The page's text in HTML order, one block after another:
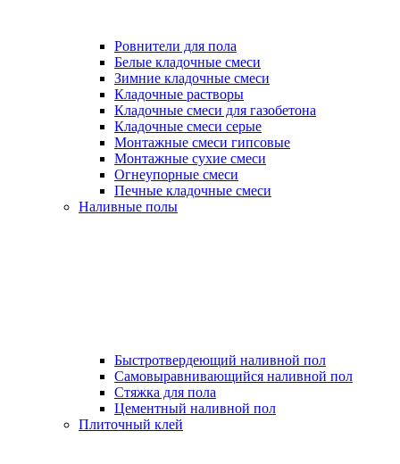
Ровнители для пола
Белые кладочные смеси
Зимние кладочные смеси
Кладочные растворы
Кладочные смеси для газобетона
Кладочные смеси серые
Монтажные смеси гипсовые
Монтажные сухие смеси
Огнеупорные смеси
Печные кладочные смеси
Наливные полы
Быстротвердеющий наливной пол
Самовыравнивающийся наливной пол
Стяжка для пола
Цементный наливной пол
Плиточный клей